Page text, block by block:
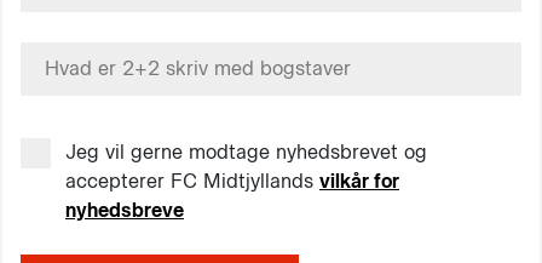
Jeg vil gerne modtage nyhedsbrevet og
accepterer FC Midtjyllands vilkår for
nyhedsbreve